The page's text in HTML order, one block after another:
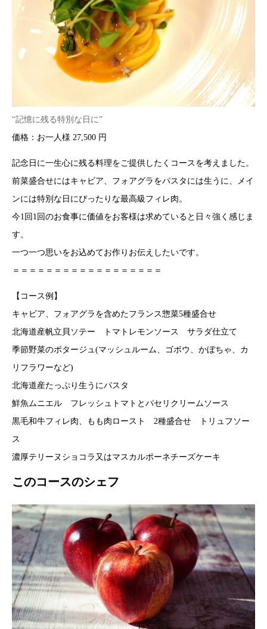
“記憶に残る特別な日に”
価格：お一人様 27,500 円
記念日に一生心に残る料理をご提供したくコースを考えました。
前菜盛合せにはキャビア、フォアグラをパスタには生うに、メイ
ンには特別な日にぴったりな最高級フィレ肉。
今1回1回のお食事に価値をお客様は求めていると日々強く感じま
す。
一つ一つ思いをお込めてお作りお伝えしたいです。
＝＝＝＝＝＝＝＝＝＝＝＝＝＝＝＝＝＝
【コース例】
キャビア、フォアグラを含めたフランス惣菜5種盛合せ
北海道産帆立貝ソテー トマトレモンソース サラダ仕立て
季節野菜のポタージュ(マッシュルーム、ゴボウ、かぼちゃ、カ
リフラワーなど)
北海道産たっぷり生うにパスタ
鮮魚ムニエル フレッシュトマトとパセリクリームソース
黒毛和牛フィレ肉、もも肉ロースト 2種盛合せ トリュフソー
ス
濃厚テリーヌショコラ又はマスカルポーネチーズケーキ
このコースのシェフ